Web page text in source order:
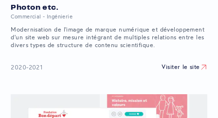
Photon etc.
Commercial - Ingénierie
Modernisation de l'image de marque numérique et développement
d'un site web sur mesure intégrant de multiples relations entre les
divers types de structure de contenu scientifique.
2020-2021 Visiter le site